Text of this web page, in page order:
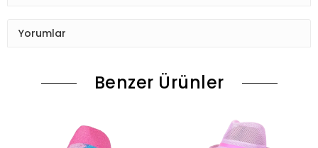
Yorumlar
Benzer Ürünler